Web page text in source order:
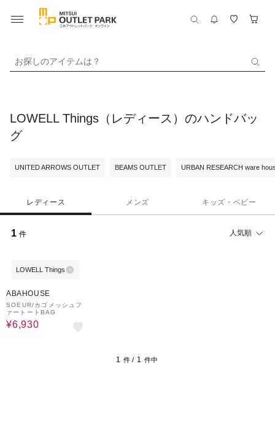
お探しのアイテムは？
LOWELL Things（レディース）のハンドバッ
グ
UNITED ARROWS OUTLET BEAMS OUTLET URBAN RESEARCH ware
レディース メンズ キッズ・ベビー
1 件 人気順
LOWELL Things
ABAHOUSE
SOEUR/カゴメッシュフ
ァートートBAG
¥6,930
1 件 / 1 件中